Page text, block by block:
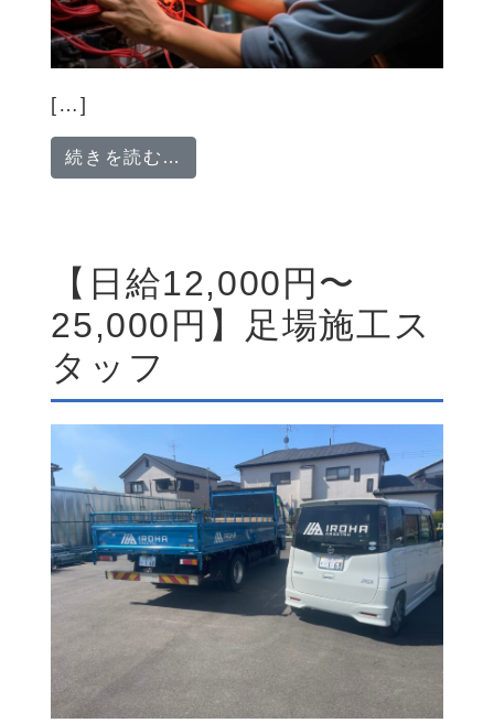
[…]
続きを読む…
【日給12,000円〜
25,000円】足場施工ス
タッフ